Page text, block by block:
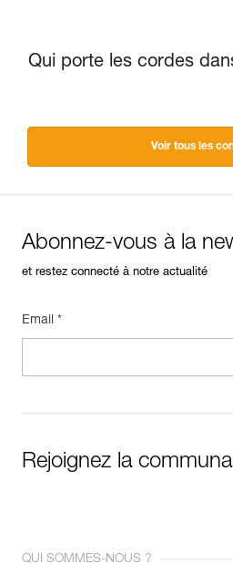
Qui porte les cordes
Voir tous les
Abonnez-vous à la
et restez connecté à notre actualité
Email *
Rejoignez la
QUI SOMMES-NOUS ?